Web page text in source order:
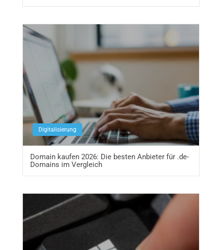
Digitalisierung
Domain kaufen 2026: Die besten Anbieter für .de-
Domains im Vergleich